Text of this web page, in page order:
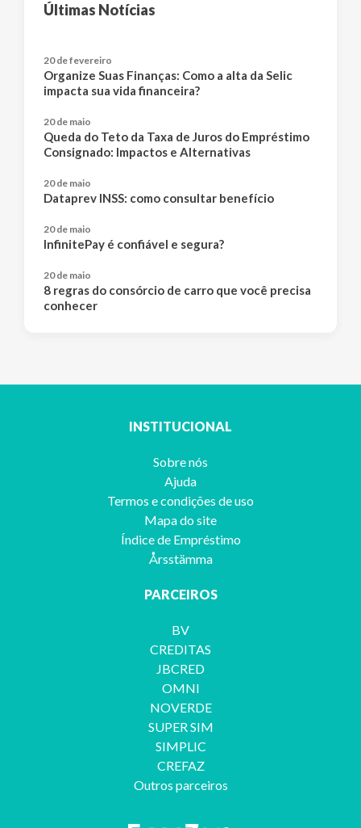
Últimas Notícias
20 de fevereiro
Organize Suas Finanças: Como a alta da Selic
impacta sua vida financeira?
20 de maio
Queda do Teto da Taxa de Juros do Empréstimo
Consignado: Impactos e Alternativas
20 de maio
Dataprev INSS: como consultar benefício
20 de maio
InfinitePay é confiável e segura?
20 de maio
8 regras do consórcio de carro que você precisa
conhecer
INSTITUCIONAL
Sobre nós
Ajuda
Termos e condições de uso
Mapa do site
Índice de Empréstimo
Årsstämma
PARCEIROS
BV
CREDITAS
JBCRED
OMNI
NOVERDE
SUPER SIM
SIMPLIC
CREFAZ
Outros parceiros